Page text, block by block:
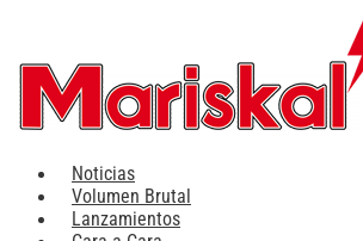
contenido
Noticias
Volumen Brutal
Lanzamientos